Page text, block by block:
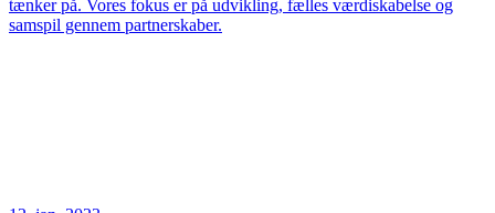
tænker på. Vores fokus er på udvikling, fælles værdiskabelse og
samspil gennem partnerskaber.